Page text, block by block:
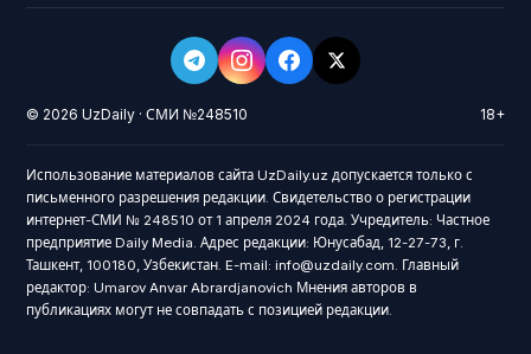
© 2026 UzDaily · СМИ №248510 18+
Использование материалов сайта UzDaily.uz допускается только с
письменного разрешения редакции. Свидетельство о регистрации
интернет-СМИ № 248510 от 1 апреля 2024 года. Учредитель: Частное
предприятие Daily Media. Адрес редакции: Юнусабад, 12-27-73, г.
Ташкент, 100180, Узбекистан. E-mail: info@uzdaily.com. Главный
редактор: Umarov Anvar Abrardjanovich Мнения авторов в
публикациях могут не совпадать с позицией редакции.